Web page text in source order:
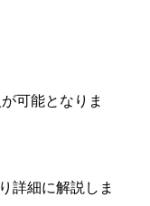
可能となりま
詳細に解説しま